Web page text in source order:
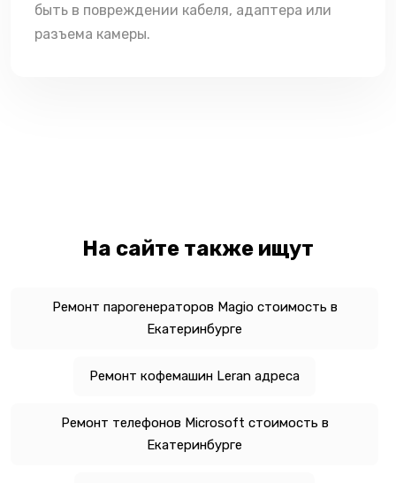
быть в повреждении кабеля, адаптера или
разъема камеры.
На сайте также ищут
Ремонт парогенераторов Magio стоимость в
Екатеринбурге
Ремонт кофемашин Leran адреса
Ремонт телефонов Microsoft стоимость в
Екатеринбурге